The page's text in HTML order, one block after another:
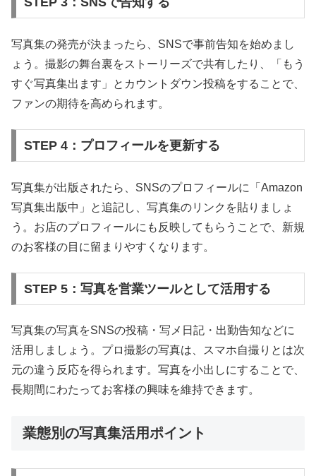
写真集の発売が決まったら、SNSで事前告知を始めまし
ょう。撮影の舞台裏をストーリーズで共有したり、「もう
すぐ写真集出ます」とカウントダウン投稿をすることで、
ファンの期待を高められます。
STEP 4：プロフィールを更新する
写真集が出版されたら、SNSのプロフィールに「Amazon
写真集出版中」と追記し、写真集のリンクを貼りましょ
う。お店のプロフィールにも反映してもらうことで、新規
のお客様の目に留まりやすくなります。
STEP 5：写真を営業ツールとして活用する
写真集の写真をSNSの投稿・写メ日記・出勤告知などに
活用しましょう。プロ撮影の写真は、スマホ自撮りとは次
元の違う反応を得られます。写真を小出しにすることで、
長期間にわたってお客様の興味を維持できます。
業態別の写真集活用ポイント